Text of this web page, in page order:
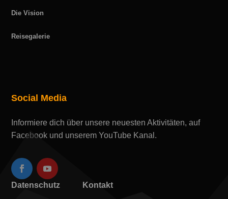
Die Vision
Reisegalerie
Social Media
Informiere dich über unsere neuesten Aktivitäten, auf
Facebook und unserem YouTube Kanal.
Datenschutz Kontakt